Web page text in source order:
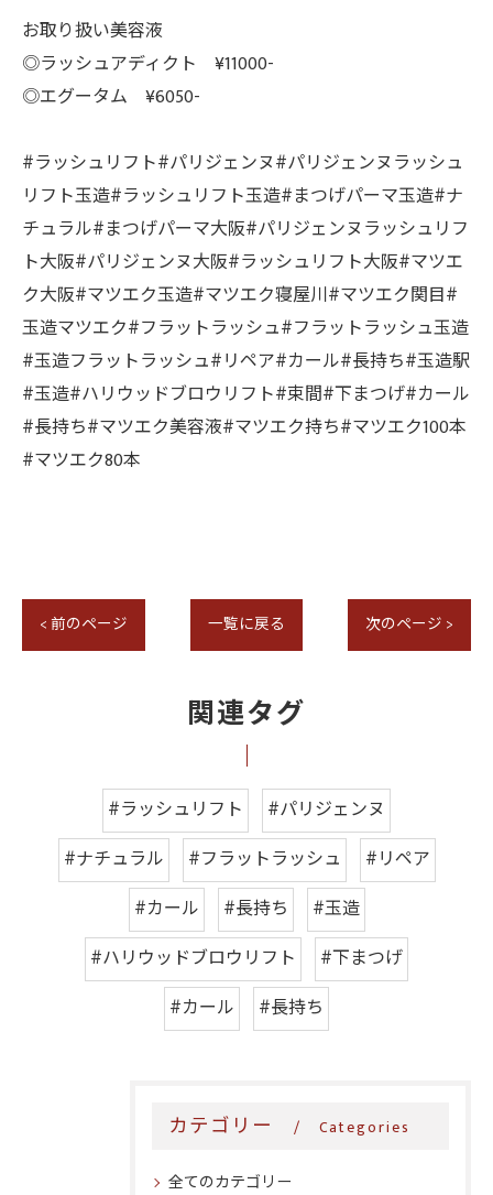
お取り扱い美容液
◎ラッシュアディクト ¥11000-
◎エグータム ¥6050-
#ラッシュリフト#パリジェンヌ#パリジェンヌラッシュ
リフト玉造#ラッシュリフト玉造#まつげパーマ玉造#ナ
チュラル#まつげパーマ大阪#パリジェンヌラッシュリフ
ト大阪#パリジェンヌ大阪#ラッシュリフト大阪#マツエ
ク大阪#マツエク玉造#マツエク寝屋川#マツエク関目#
玉造マツエク#フラットラッシュ#フラットラッシュ玉造
#玉造フラットラッシュ#リペア#カール#長持ち#玉造駅
#玉造#ハリウッドブロウリフト#束間#下まつげ#カール
#長持ち#マツエク美容液#マツエク持ち#マツエク100本
#マツエク80本
< 前のページ 一覧に戻る 次のページ >
関連タグ
#ラッシュリフト
#パリジェンヌ
#ナチュラル
#フラットラッシュ
#リペア
#カール
#長持ち
#玉造
#ハリウッドブロウリフト
#下まつげ
#カール
#長持ち
カテゴリー Categories
全てのカテゴリー